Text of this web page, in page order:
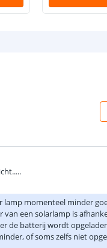
lamp momenteel minder
een solarlamp is
de batterij wordt
of soms zelfs niet